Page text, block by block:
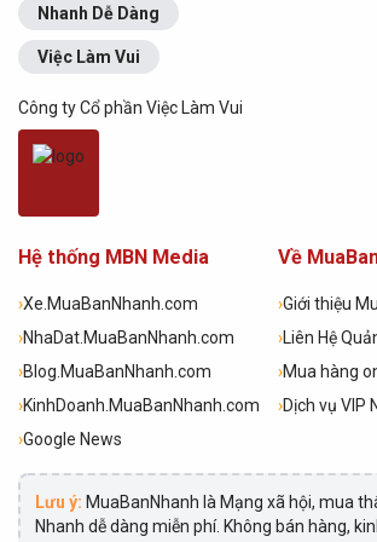
Nhanh Dễ Dàng
Việc Làm Vui
Công ty Cổ phần Việc Làm Vui
Hệ thống MBN Media
›Xe.MuaBanNhanh.com
›NhaDat.MuaBanNhanh.com
›Blog.MuaBanNhanh.com
›KinhDoanh.MuaBanNhanh.com
›Google News
Về
›Giới thiệu
›Liên Hệ
›Mua hàng
›Dịch vụ VIP
Lưu ý: MuaBanNhanh là Mạng xã hội, mua
Nhanh dễ dàng miễn phí. Không bán hàng,